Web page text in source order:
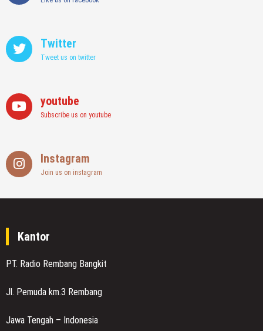
Twitter
Tweet us on twitter
youtube
Subscribe us on youtube
Instagram
Join us on instagram
Kantor
PT. Radio Rembang Bangkit
Jl. Pemuda km.3 Rembang
Jawa Tengah – Indonesia